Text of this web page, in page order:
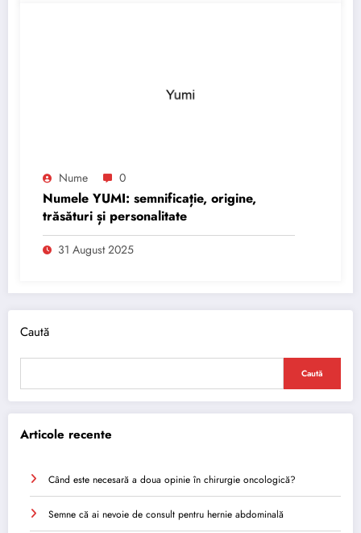
Nume 0
Numele YUMI: semnificație, origine,
trăsături și personalitate
31 August 2025
Caută
Caută
Articole recente
Când este necesară a doua opinie în chirurgie oncologică?
Semne că ai nevoie de consult pentru hernie abdominală